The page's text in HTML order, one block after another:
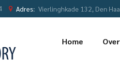
Adres: Vierlinghkade 132, Den
Home